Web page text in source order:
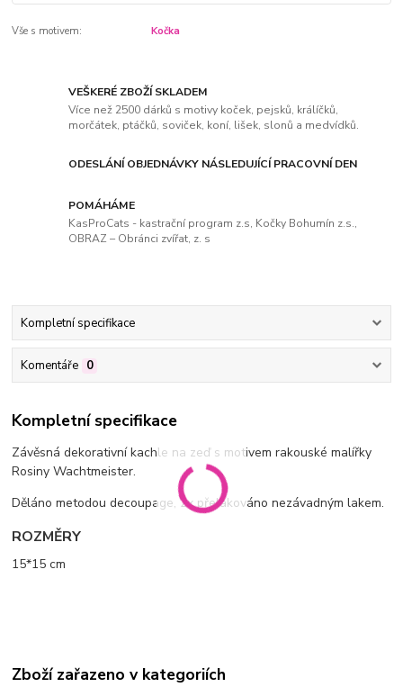
Vše s motivem: Kočka
VEŠKERÉ ZBOŽÍ SKLADEM
Více než 2500 dárků s motivy koček, pejsků, králíčků,
morčátek, ptáčků, soviček, koní, lišek, slonů a medvídků.
ODESLÁNÍ OBJEDNÁVKY NÁSLEDUJÍCÍ PRACOVNÍ DEN
POMÁHÁME
KasProCats - kastrační program z.s, Kočky Bohumín z.s.,
OBRAZ – Obránci zvířat, z. s
Kompletní specifikace
Komentáře 0
Kompletní specifikace
Závěsná dekorativní kachle na zeď s motivem rakouské malířky
Rosiny Wachtmeister.
Děláno metodou decoupage, 2x přelakováno nezávadným lakem.
ROZMĚRY
15*15 cm
Zboží zařazeno v kategoriích